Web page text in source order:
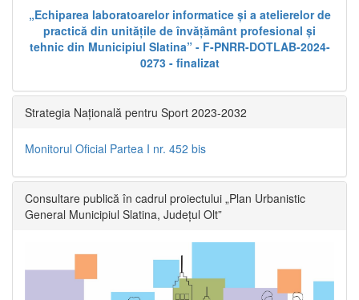
„Echiparea laboratoarelor informatice și a atelierelor de
practică din unitățile de învățământ profesional și
tehnic din Municipiul Slatina” - F-PNRR-DOTLAB-2024-
0273 - finalizat
Strategia Națională pentru Sport 2023-2032
Monitorul Oficial Partea I nr. 452 bis
Consultare publică în cadrul proiectului „Plan Urbanistic
General Municipiul Slatina, Județul Olt”